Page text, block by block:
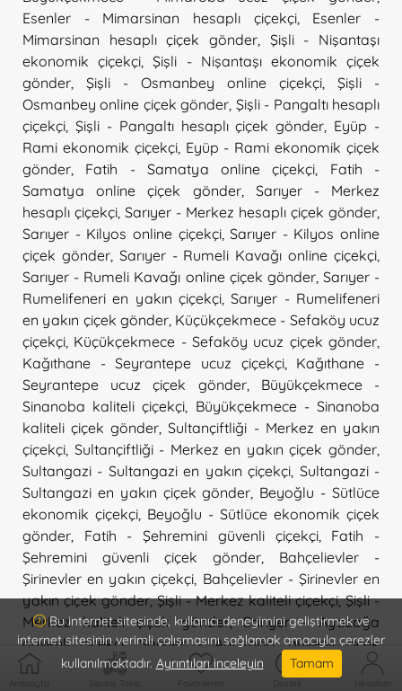
Esenler - Mimarsinan hesaplı çiçekçi, Esenler -
Mimarsinan hesaplı çiçek gönder
Şişli - Nişantaşı
ekonomik çiçekçi ,Şişli - Nişantaşı ekonomik çiçek
gönder
Şişli - Osmanbey online çiçekçi
Şişli -
Osmanbey online çiçek gönder Şişli - Pangaltı hesaplı
çiçekçi Şişli - Pangaltı hesaplı çiçek gönder Eyüp -
Rami ekonomik çiçekçi, Eyüp - Rami ekonomik çiçek
gönder
Fatih - Samatya online çiçekçi
Fatih -
Samatya online çiçek gönder, Sarıyer - Merkez
hesaplı çiçekçi Sarıyer - Merkez hesaplı çiçek gönder
Sarıyer - Kilyos online çiçekçi,Sarıyer - Kilyos online
çiçek gönder, Sarıyer - Rumeli Kavağı online çiçekçi
Sarıyer - Rumeli Kavağı online çiçek gönder, Sarıyer -
Rumelifeneri en yakın çiçekçi ,Sarıyer - Rumelifeneri
en yakın çiçek gönder, Küçükçekmece - Sefaköy ucuz
çiçekçi Küçükçekmece - Sefaköy ucuz çiçek gönder
Kağıthane - Seyrantepe ucuz çiçekçi, Kağıthane -
Seyrantepe ucuz çiçek gönder, Büyükçekmece -
Sinanoba kaliteli çiçekçi
Büyükçekmece - Sinanoba
kaliteli çiçek gönder ,Sultançiftliği - Merkez en yakın
çiçekçi Sultançiftliği - Merkez en yakın çiçek gönder
Sultangazi - Sultangazi en yakın çiçekçi Sultangazi -
Sultangazi en yakın çiçek gönder Beyoğlu - Sütlüce
ekonomik çiçekçi Beyoğlu - Sütlüce ekonomik çiçek
gönder
Fatih - Şehremini güvenli çiçekçi, Fatih -
Şehremini güvenli çiçek gönder
Bahçelievler -
Şirinevler en yakın çiçekçi Bahçelievler - Şirinevler en
yakın çiçek gönder,Şişli - Merkez kaliteli çiçekçi,Şişli -
Merkez kaliteli çiçek gönder,Sarıyer - Ayazağa
güvenli çiçekçi,Sarıyer - Ayazağa güvenli çiçek
gönder,Şişli - Bomonti kaliteli çiçekçi , Şişli - Bomonti
kaliteli çiçek gönder
Şişli - Esentepe en yakın çiçekçi
Anasayfa Sipariş Takip Favorilerim Destek Hesabım
Bu internet sitesinde, kullanıcı deneyimini geliştirmek ve
internet sitesinin verimli çalışmasını sağlamak amacıyla çerezler
kullanılmaktadır. Ayrıntıları inceleyin Tamam